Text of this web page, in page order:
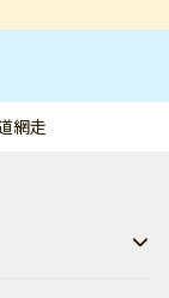
網走